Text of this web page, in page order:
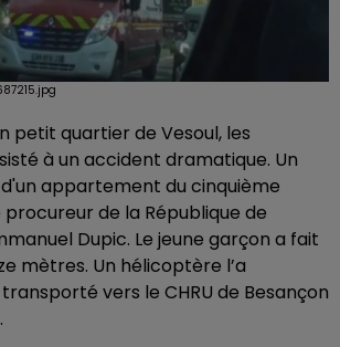
petit quartier de Vesoul, les
à un accident dramatique. Un
appartement du cinquième
de la République de
Dupic. Le jeune garçon a fait
mètres. Un hélicoptère l’a
vers le CHRU de Besançon